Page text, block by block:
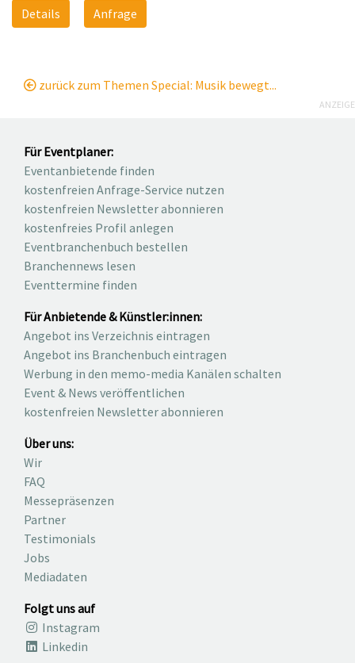
Details
Anfrage
zurück zum Themen Special: Musik bewegt...
ANZEIGE
Für Eventplaner:
Eventanbietende finden
kostenfreien Anfrage-Service nutzen
kostenfreien Newsletter abonnieren
kostenfreies Profil anlegen
Eventbranchenbuch bestellen
Branchennews lesen
Eventtermine finden
Für Anbietende & Künstler:innen:
Angebot ins Verzeichnis eintragen
Angebot ins Branchenbuch eintragen
Werbung in den memo-media Kanälen schalten
Event & News veröffentlichen
kostenfreien Newsletter abonnieren
Über uns:
Wir
FAQ
Messepräsenzen
Partner
Testimonials
Jobs
Mediadaten
Folgt uns auf
Instagram
Linkedin